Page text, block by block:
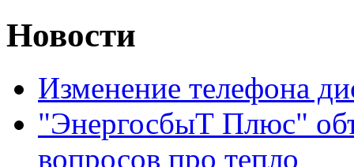
Новости
Изменение телефона
"ЭнергосбыТ Плюс"
вопросов про тепло